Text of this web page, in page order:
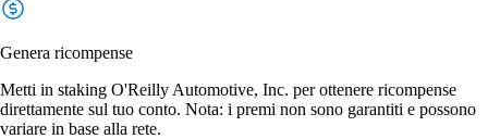
Genera ricompense
Metti in staking O'Reilly Automotive, Inc. per ottenere ricompense
direttamente sul tuo conto. Nota: i premi non sono garantiti e possono
variare in base alla rete.